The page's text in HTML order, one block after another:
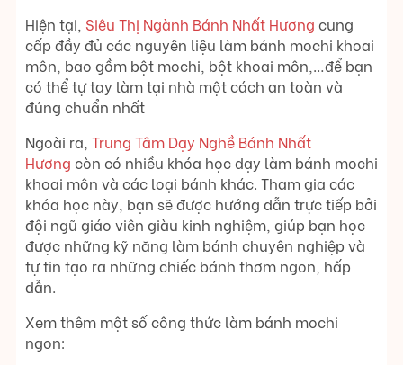
Hiện tại, Siêu Thị Ngành Bánh Nhất Hương cung
cấp đầy đủ các nguyên liệu làm bánh mochi khoai
môn, bao gồm bột mochi, bột khoai môn,…để bạn
có thể tự tay làm tại nhà một cách an toàn và
đúng chuẩn nhất
Ngoài ra, Trung Tâm Dạy Nghề Bánh Nhất
Hương còn có nhiều khóa học dạy làm bánh mochi
khoai môn và các loại bánh khác. Tham gia các
khóa học này, bạn sẽ được hướng dẫn trực tiếp bởi
đội ngũ giáo viên giàu kinh nghiệm, giúp bạn học
được những kỹ năng làm bánh chuyên nghiệp và
tự tin tạo ra những chiếc bánh thơm ngon, hấp
dẫn.
Xem thêm một số công thức làm bánh mochi
ngon: